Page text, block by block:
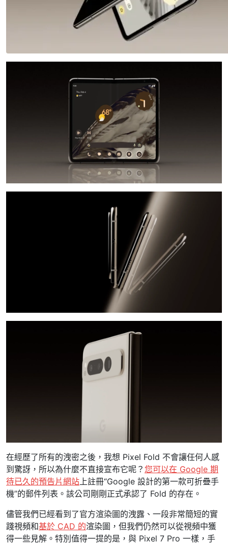
在經歷了所有的洩密之後，我想 Pixel Fold 不會讓任何人感
到驚訝，所以為什麼不直接宣布它呢？ 您可以在 Google 期
待已久的預告片網站 上註冊“Google 設計的第一款可折疊手
機”的郵件列表。該公司剛剛正式承認了 Fold 的存在。
儘管我們已經看到了官方渲染圖的洩露、一段非常簡短的實
踐視頻和基於 CAD 的渲染圖，但我們仍然可以從視頻中獲
得一些見解。特別值得一提的是，與 Pixel 7 Pro 一樣，手